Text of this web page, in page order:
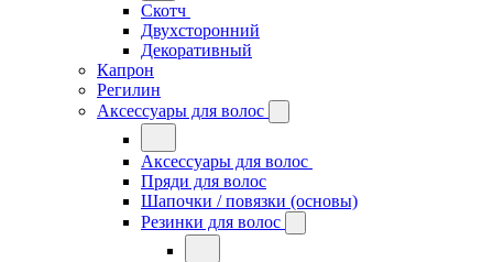
Скотч
Двухсторонний
Декоративный
Капрон
Регилин
Аксессуары для волос
Аксессуары для волос
Пряди для волос
Шапочки / повязки (основы)
Резинки для волос